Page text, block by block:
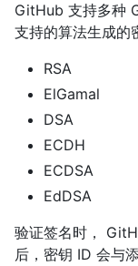
GitHub 支持多种
支持的算法生成的
RSA
ElGamal
DSA
ECDH
ECDSA
EdDSA
验证签名时，
后，密钥 ID 会与